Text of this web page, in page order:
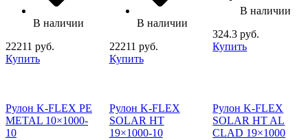
В наличии
22211 руб.
Купить
В наличии
22211 руб.
Купить
В наличии
324.3 руб.
Купить
Рулон K-FLEX PE
METAL 10×1000-
10
Рулон K-FLEX
SOLAR HT
19×1000-10
Рулон K-FLEX
SOLAR HT AL
CLAD 19×1000